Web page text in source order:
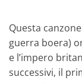
Questa
guerra boera)
e l’impero
successivi, il